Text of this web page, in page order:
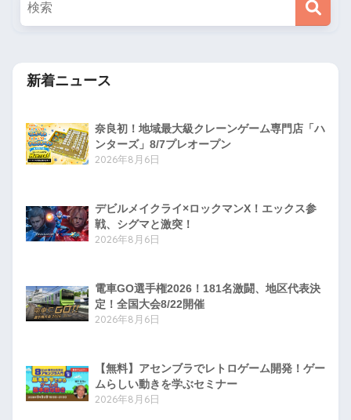
新着ニュース
奈良初！地域最大級クレーンゲーム専門店「ハ
ンターズ」8/7プレオープン
2026年8月6日
デビルメイクライ×ロックマンX！エックス参
戦、シグマと激突！
2026年8月6日
電車GO選手権2026！181名激闘、地区代表決
定！全国大会8/22開催
2026年8月6日
【無料】アセンブラでレトロゲーム開発！ゲー
ムらしい動きを学ぶセミナー
2026年8月6日